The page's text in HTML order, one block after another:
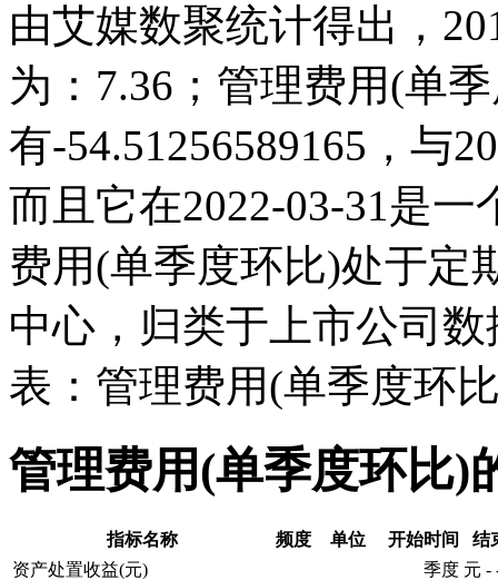
由艾媒数聚统计得出，
为：7.36；管理费用(单
有-54.51256589165，与
而且它在2022-03-31是
费用(单季度环比)处于定
中心，归类于上市公司
表：管理费用(单季度环
管理费用(单季度环比)
指标名称 频度 单位 开始时间
结
资产处置收益(元)
季度 元 -